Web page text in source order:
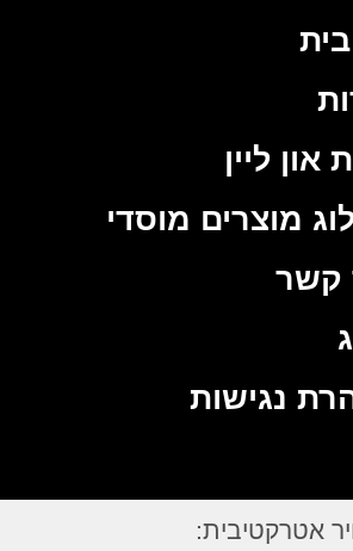
און ליין
מוצרים מוסדי
קשר
נגישות
אטרקטיבית: